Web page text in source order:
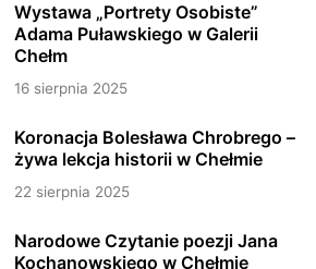
Wystawa „Portrety Osobiste”
Adama Puławskiego w Galerii
Chełm
16 sierpnia 2025
Koronacja Bolesława Chrobrego –
żywa lekcja historii w Chełmie
22 sierpnia 2025
Narodowe Czytanie poezji Jana
Kochanowskiego w Chełmie